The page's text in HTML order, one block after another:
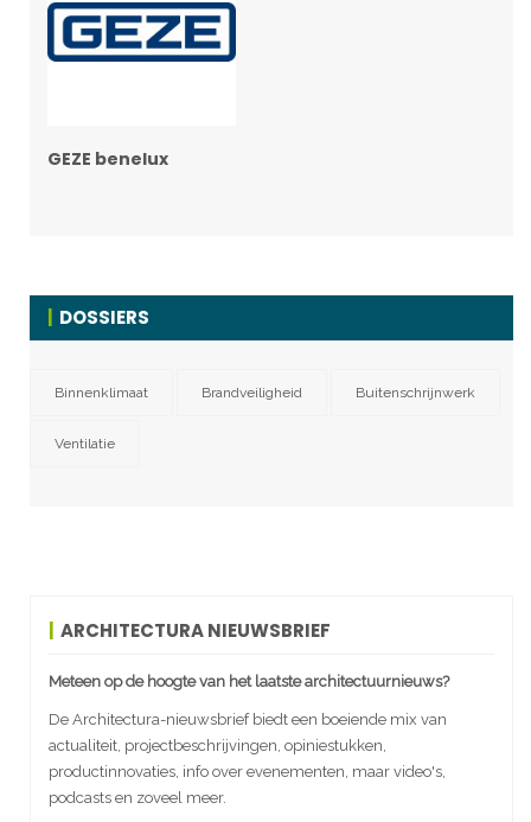
GEZE benelux
DOSSIERS
Binnenklimaat Brandveiligheid Buitenschrijnwerk
Ventilatie
ARCHITECTURA NIEUWSBRIEF
Meteen op de hoogte van het laatste architectuurnieuws?
De Architectura-nieuwsbrief biedt een boeiende mix van
actualiteit, projectbeschrijvingen, opiniestukken,
productinnovaties, info over evenementen, maar video's,
podcasts en zoveel meer.